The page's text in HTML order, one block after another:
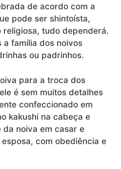
de acordo com a
pode ser shintoísta,
tudo dependerá.
a família dos noivos
ou padrinhos.
para a troca dos
é sem muitos detalhes
confeccionado em
kakushi na cabeça e
noiva em casar e
com obediência e